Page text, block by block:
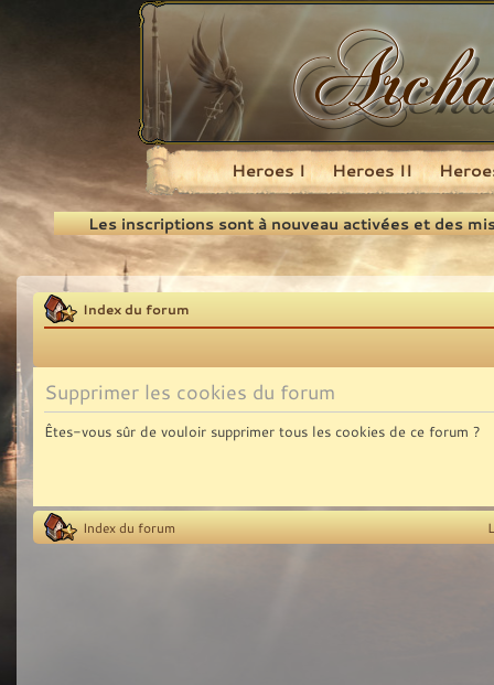
Recherche
Heroes I Heroes II
Les inscriptions sont à nouveau activées et des
Index du forum
Supprimer les cookies du forum
Êtes-vous sûr de vouloir supprimer tous les cookies de ce forum ?
Index du forum